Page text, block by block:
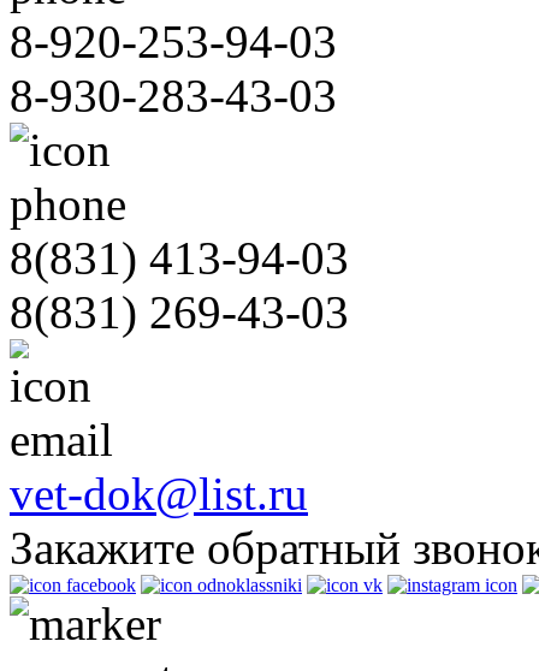
8-920-253-94-03
8-930-283-43-03
8(831) 413-94-03
8(831) 269-43-03
vet-dok@list.ru
Закажите обратный